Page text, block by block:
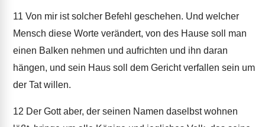
11 Von mir ist solcher Befehl geschehen. Und welcher
Mensch diese Worte verändert, von des Hause soll man
einen Balken nehmen und aufrichten und ihn daran
hängen, und sein Haus soll dem Gericht verfallen sein um
der Tat willen.
12 Der Gott aber, der seinen Namen daselbst wohnen